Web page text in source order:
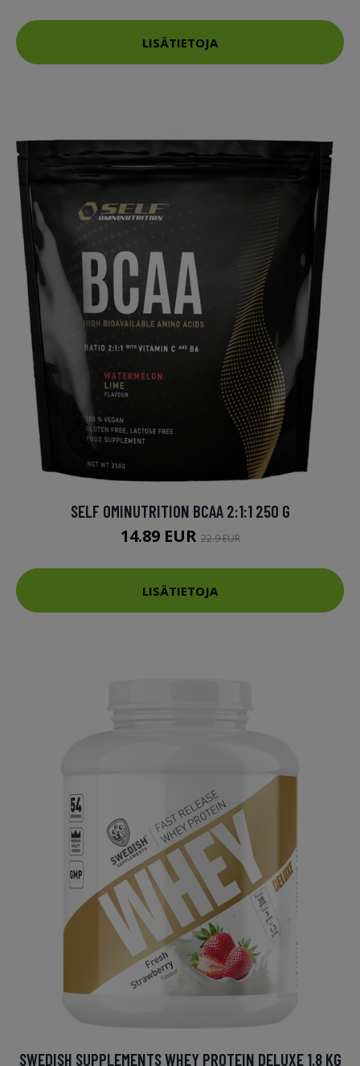
LISÄTIETOJA
SELF OMINUTRITION BCAA 2:1:1 250 G
14.89 EUR22.9 EUR
LISÄTIETOJA
SWEDISH SUPPLEMENTS WHEY PROTEIN DELUXE 1.8 KG